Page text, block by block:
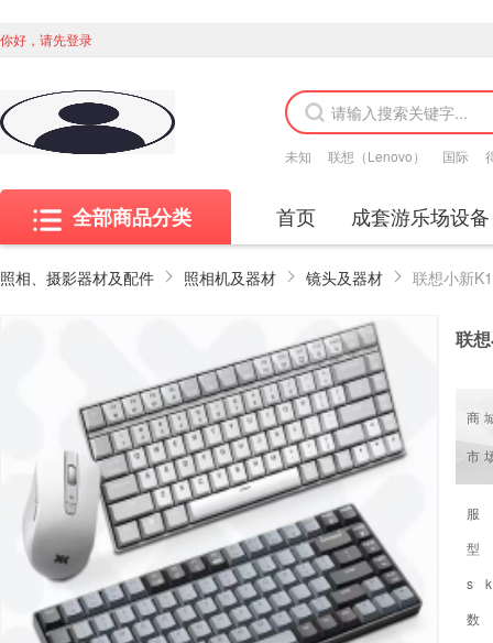
你好，请先登录
未知 联想（Lenovo） 国际
全部商品分类 首页 成套游乐场设备
照相、摄影器材及配件 照相机及器材 镜头及器材 联想小新
联
商
市
服
型
s
数